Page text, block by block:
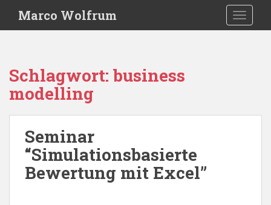
i
Marco Wolfrum
Schlagwort: business
modelling
Seminar
“Simulationsbasierte
Bewertung mit Excel”